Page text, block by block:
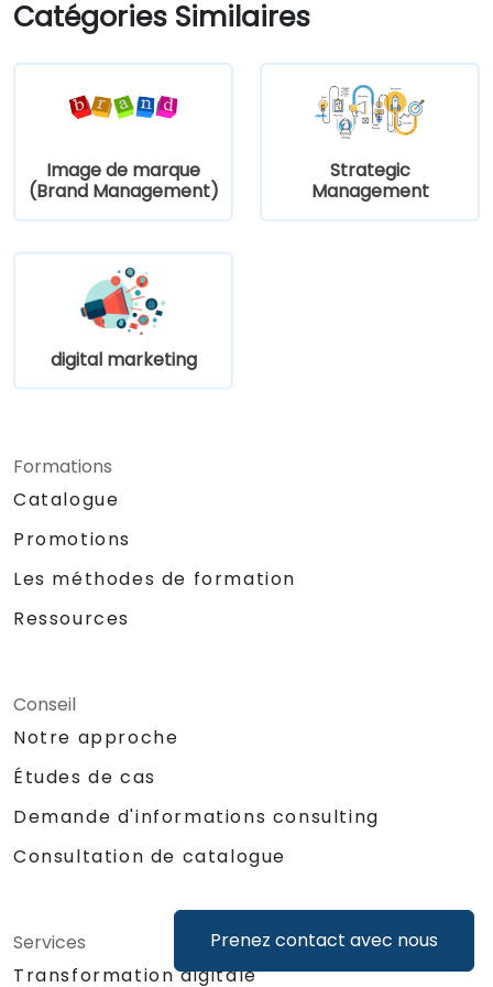
Prenez contact avec nous
œuvre dans la pratique.
Catégories Similaires
Image de marque
(Brand Management)
Strategic
Management
digital marketing
Formations
Catalogue
Promotions
Les méthodes de formation
Ressources
Conseil
Notre approche
Études de cas
Demande d'informations consulting
Consultation de catalogue
Services
Transformation digitale